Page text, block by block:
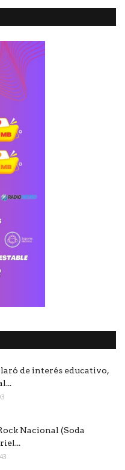
de interés educativo,
Nacional (Soda